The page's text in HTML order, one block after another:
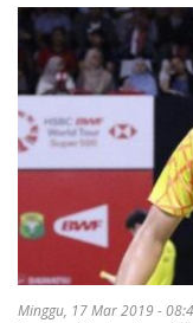
Minggu, 17 Mar 2019 -